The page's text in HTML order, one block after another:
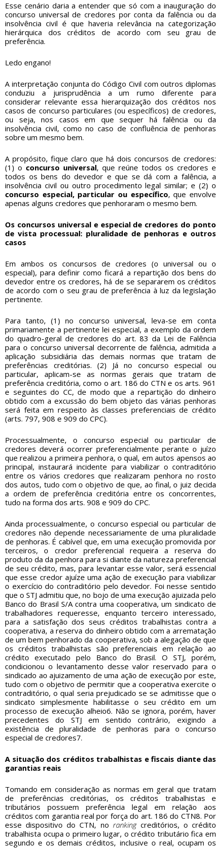
Esse cenário daria a entender que só com a inauguração do
concurso universal de credores por conta da falência ou da
insolvência civil é que haveria relevância na categorização
hierárquica dos créditos de acordo com seu grau de
preferência.
Ledo engano!
A interpretação conjunta do Código Civil com outros diplomas
conduziu a jurisprudência a um rumo diferente para
considerar relevante essa hierarquização dos créditos nos
casos de concurso particulares (ou específicos) de credores,
ou seja, nos casos em que sequer há falência ou da
insolvência civil, como no caso de confluência de penhoras
sobre um mesmo bem.
A propósito, fique claro que há dois concursos de credores:
(1) o concurso universal, que reúne todos os credores e
todos os bens do devedor e que se dá com a falência, a
insolvência civil ou outro procedimento legal similar; e (2) o
concurso especial, particular ou específico, que envolve
apenas alguns credores que penhoraram o mesmo bem.
Os concursos universal e especial de credores do ponto
de vista processual: pluralidade de penhoras e outros
casos
Em ambos os concursos de credores (o universal ou o
especial), para definir como ficará a repartição dos bens do
devedor entre os credores, há de se separarem os créditos
de acordo com o seu grau de preferência à luz da legislação
pertinente.
Para tanto, (1) no concurso universal, leva-se em conta
primariamente a pertinente lei especial, a exemplo da ordem
do quadro-geral de credores do art. 83 da Lei de Falência
para o concurso universal decorrente de falência, admitida a
aplicação subsidiária das demais normas que tratam de
preferências creditórias. (2) Já no concurso especial ou
particular, aplicam-se as normas gerais que tratam de
preferência creditória, como o art. 186 do CTN e os arts. 961
e seguintes do CC, de modo que a repartição do dinheiro
obtido com a excussão do bem objeto das várias penhoras
será feita em respeito às classes preferenciais de crédito
(arts. 797, 908 e 909 do CPC).
Processualmente, o concurso especial ou particular de
credores deverá ocorrer preferencialmente perante o juízo
que realizou a primeira penhora, o qual, em autos apensos ao
principal, instaurará incidente para viabilizar o contraditório
entre os vários credores que realizaram penhora no rosto
dos autos, tudo com o objetivo de que, ao final, o juiz decida
a ordem de preferência creditória entre os concorrentes,
tudo na forma dos arts. 908 e 909 do CPC.
Ainda processualmente, o concurso especial ou particular de
credores não depende necessariamente de uma pluralidade
de penhoras. É cabível que, em uma execução promovida por
terceiros, o credor preferencial requeira a reserva do
produto da da penhora para si diante da natureza preferencial
de seu crédito, mas, para levantar esse valor, será essencial
que esse credor ajuíze uma ação de execução para viabilizar
o exercício do contraditório pelo devedor. Foi nesse sentido
que o STJ admitiu que, no bojo de uma execução ajuizada pelo
Banco do Brasil S/A contra uma cooperativa, um sindicato de
trabalhadores requeresse, enquanto terceiro interessado,
para a satisfação dos seus créditos trabalhistas contra a
cooperativa, a reserva do dinheiro obtido com a arrematação
de um bem penhorado da cooperativa, sob a alegação de que
os créditos trabalhistas são preferenciais em relação ao
crédito executado pelo Banco do Brasil. O STJ, porém,
condicionou o levantamento desse valor reservado para o
sindicado ao ajuizamento de uma ação de execução por este,
tudo com o objetivo de permitir que a cooperativa exercite o
contraditório, o qual seria prejudicado se se admitisse que o
sindicato simplesmente habilitasse o seu crédito em um
processo de execução alheio6. Não se ignora, porém, haver
precedentes do STJ em sentido contrário, exigindo a
existência de pluralidade de penhoras para o concurso
especial de credores7.
A situação dos créditos trabalhistas e fiscais diante das
garantias reais
Tomando em consideração as normas em geral que tratam
de preferências creditórias, os créditos trabalhistas e
tributários possuem preferência legal em relação aos
créditos com garantia real por força do art. 186 do CTN8. Por
esse dispositivo do CTN, no rankingcreditórios, o crédito
trabalhista ocupa o primeiro lugar, o crédito tributário fica em
segundo e os demais créditos, inclusive o real, ocupam os